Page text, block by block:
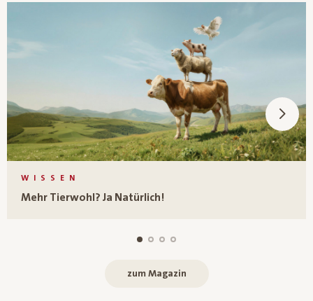
WISSEN
Mehr Tierwohl? Ja Natürlich!
zum Magazin